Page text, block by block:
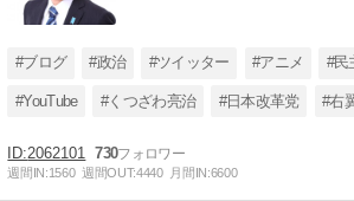
#ブログ #政治 #ツイッター #アニメ #民
#YouTube #くつざわ亮治 #日本改革党 #右
2062101 730
週間IN:1560 週間OUT:4440 月間IN:6600